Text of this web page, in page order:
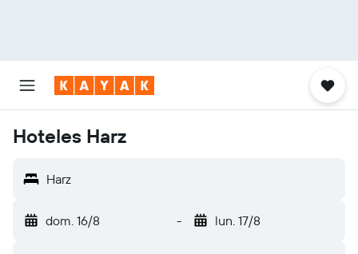
Hoteles Harz
Harz
dom. 16/8 - lun. 17/8